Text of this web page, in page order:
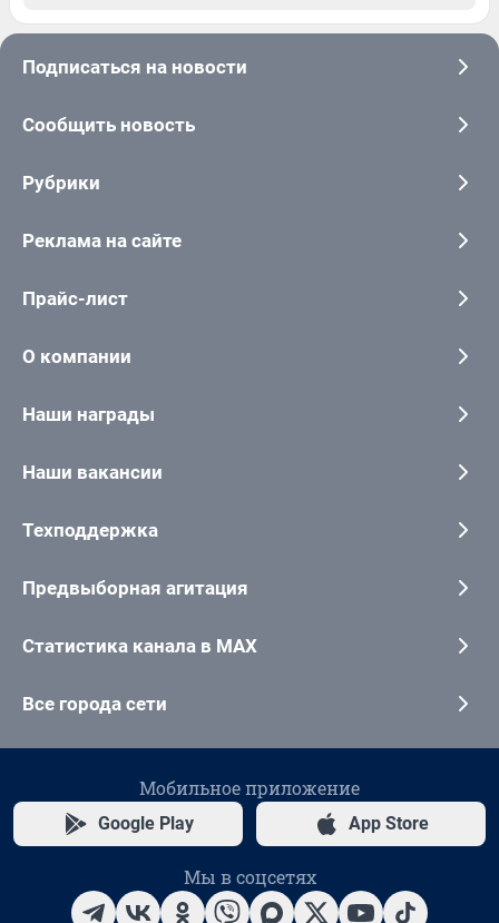
Подписаться на новости
Сообщить новость
Рубрики
Реклама на сайте
Прайс-лист
О компании
Наши награды
Наши вакансии
Техподдержка
Предвыборная агитация
Статистика канала в MAX
Все города сети
Мобильное приложение
Google Play App Store
Мы в соцсетях